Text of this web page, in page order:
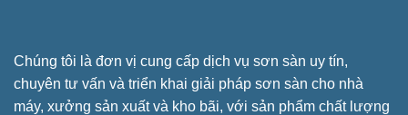
Chúng tôi là đơn vị cung cấp dịch vụ sơn sàn uy tín,
chuyên tư vấn và triển khai giải pháp sơn sàn cho nhà
máy, xưởng sản xuất và kho bãi, với sản phẩm chất lượng